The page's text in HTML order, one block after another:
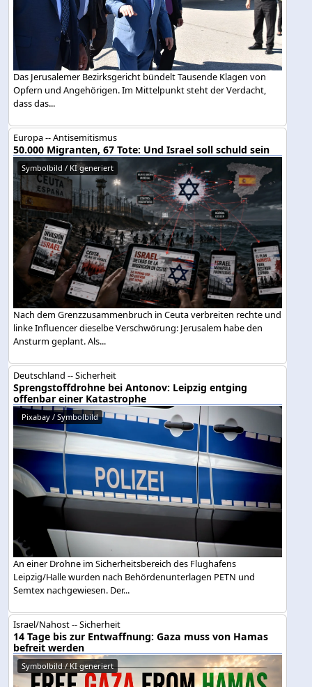
Das Jerusalemer Bezirksgericht bündelt Tausende Klagen von
Opfern und Angehörigen. Im Mittelpunkt steht der Verdacht,
dass das...
Europa -- Antisemitismus
50.000 Migranten, 67 Tote: Und Israel soll schuld sein
Symbolbild / KI generiert
Nach dem Grenzzusammenbruch in Ceuta verbreiten rechte und
linke Influencer dieselbe Verschwörung: Jerusalem habe den
Ansturm geplant. Als...
Deutschland -- Sicherheit
Sprengstoffdrohne bei Antonov: Leipzig entging
offenbar einer Katastrophe
Pixabay / Symbolbild
An einer Drohne im Sicherheitsbereich des Flughafens
Leipzig/Halle wurden nach Behördenunterlagen PETN und
Semtex nachgewiesen. Der...
Israel/Nahost -- Sicherheit
14 Tage bis zur Entwaffnung: Gaza muss von Hamas
befreit werden
Symbolbild / KI generiert